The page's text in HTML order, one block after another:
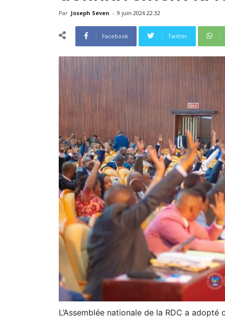
Par Joseph Seven - 9 juin 2026 22:32
Facebook Twitter
L’Assemblée nationale de la RDC a